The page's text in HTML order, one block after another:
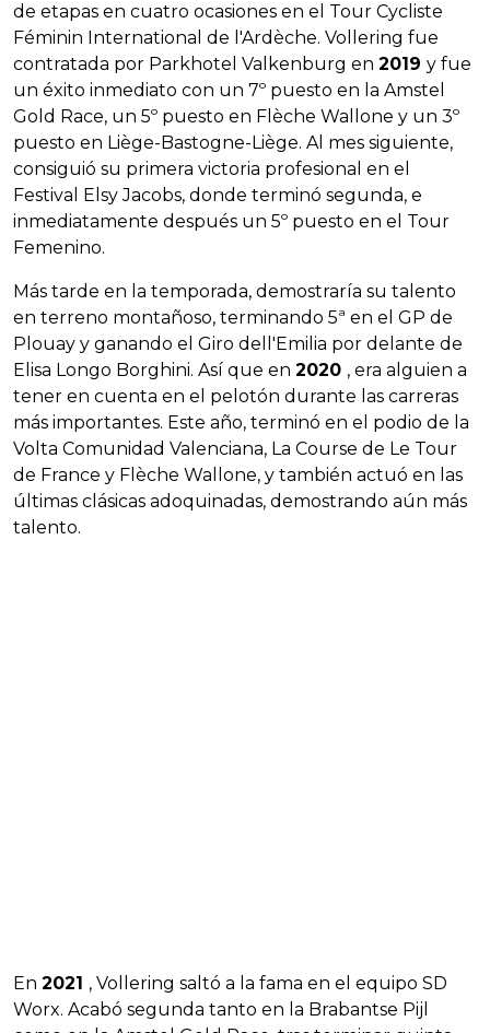
de etapas en cuatro ocasiones en el Tour Cycliste
Féminin International de l'Ardèche. Vollering fue
contratada por Parkhotel Valkenburg en 2019 y fue
un éxito inmediato con un 7º puesto en la Amstel
Gold Race, un 5º puesto en Flèche Wallone y un 3º
puesto en Liège-Bastogne-Liège. Al mes siguiente,
consiguió su primera victoria profesional en el
Festival Elsy Jacobs, donde terminó segunda, e
inmediatamente después un 5º puesto en el Tour
Femenino.
Más tarde en la temporada, demostraría su talento
en terreno montañoso, terminando 5ª en el GP de
Plouay y ganando el Giro dell'Emilia por delante de
Elisa Longo Borghini. Así que en 2020 , era alguien a
tener en cuenta en el pelotón durante las carreras
más importantes. Este año, terminó en el podio de la
Volta Comunidad Valenciana, La Course de Le Tour
de France y Flèche Wallone, y también actuó en las
últimas clásicas adoquinadas, demostrando aún más
talento.
En 2021 , Vollering saltó a la fama en el equipo SD
Worx. Acabó segunda tanto en la Brabantse Pijl